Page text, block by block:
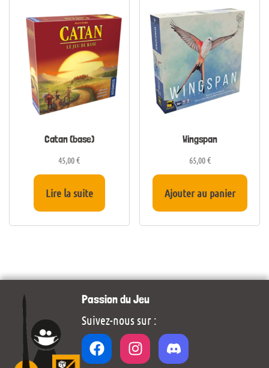
Catan (base)
45,00€
Lire la suite
Wingspan
65,00€
Ajouter au panier
Passion du Jeu
Suivez-nous sur :